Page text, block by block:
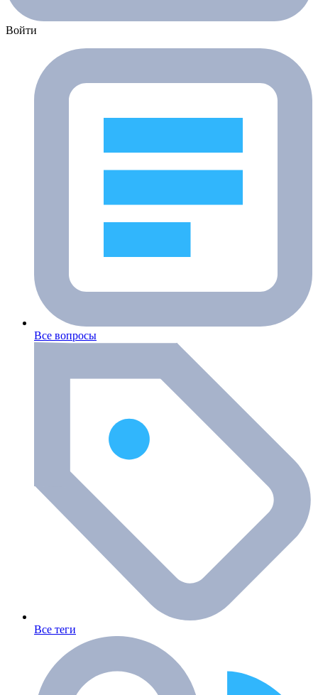
Войти
Все вопросы
Все теги